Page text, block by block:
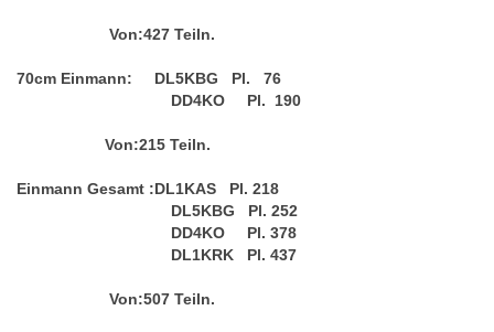
Von:427 Teiln.
70cm Einmann: DL5KBG Pl. 76
DD4KO Pl. 190
Von:215 Teiln.
Einmann Gesamt :DL1KAS Pl. 218
DL5KBG Pl. 252
DD4KO Pl. 378
DL1KRK Pl. 437
Von:507 Teiln.